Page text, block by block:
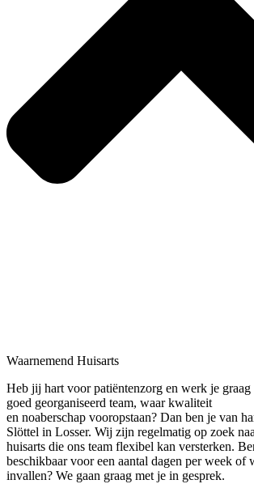
Waarnemend Huisarts
Heb jij hart voor patiëntenzorg en werk je graag
goed georganiseerd team, waar kwaliteit
en noaberschap vooropstaan? Dan ben je van
Slöttel in Losser. Wij zijn regelmatig op zoek
huisarts die ons team flexibel kan versterken. Be
beschikbaarvoor een aantal dagen per week of
invallen? We gaan graag met je in gesprek.